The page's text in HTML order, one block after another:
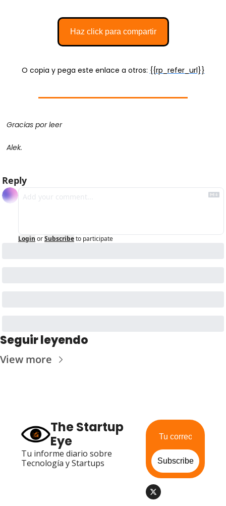
Haz click para compartir
O copia y pega este enlace a otros: {{rp_refer_url}}
Gracias por leer
Alek.
Reply
Login orSubscribeto participate
Seguir leyendo
View more
The Startup
Eye
Tu informe diario sobre
Tecnología y Startups
Subscribe